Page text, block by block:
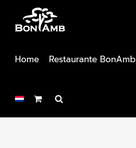
contenido
Home Restaurante BonAmb